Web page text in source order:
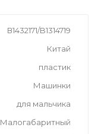
В1432171/B1314719
Китай
пластик
Машинки
для мальчика
Малогабаритный